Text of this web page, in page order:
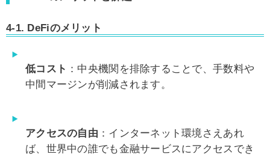
4-1. DeFiのメリット
低コスト ：中央機関を排除することで、手数料や
中間マージンが削減されます。
アクセスの自由 ：インターネット環境さえあれ
ば、世界中の誰でも金融サービスにアクセスでき